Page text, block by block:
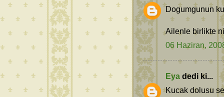
Dogumgunun
Ailenle birlikte
06 Haziran,
Eya dedi ki...
Kucak dolusu